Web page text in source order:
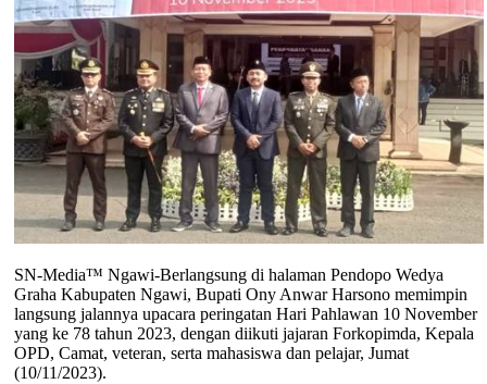
SN-Media™ Ngawi-Berlangsung di halaman Pendopo Wedya
Graha Kabupaten Ngawi, Bupati Ony Anwar Harsono memimpin
langsung jalannya upacara peringatan Hari Pahlawan 10 November
yang ke 78 tahun 2023, dengan diikuti jajaran Forkopimda, Kepala
OPD, Camat, veteran, serta mahasiswa dan pelajar, Jumat
(10/11/2023).